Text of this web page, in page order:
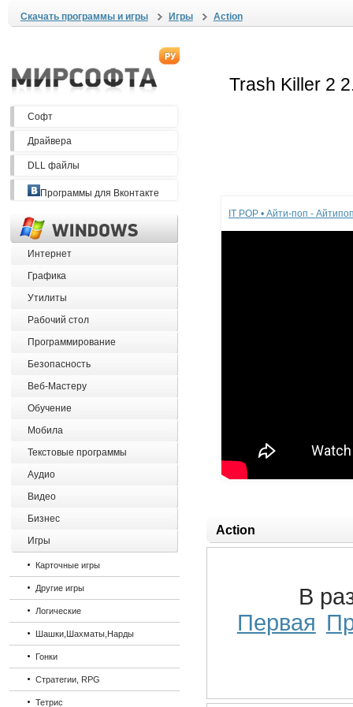
Скачать программы и игры Игры Action
Софт
Драйвера
DLL файлы
Программы для Вконтакте
Интернет
Графика
Утилиты
Рабочий стол
Программирование
Безопасность
Веб-Мастеру
Обучение
Мобила
Текстовые программы
Аудио
Видео
Бизнес
Игры
Карточные игры
Другие игры
Логические
Шашки,Шахматы,Нарды
Гонки
Стратегии, RPG
Тетрис
IT POP • Айти-поп -
Action
В
Первая